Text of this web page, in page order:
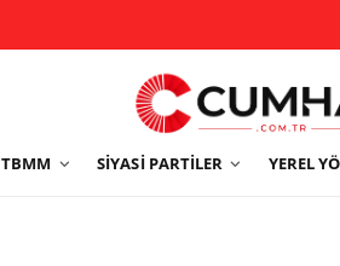
TBMM SIYASI PARTILER YEREL